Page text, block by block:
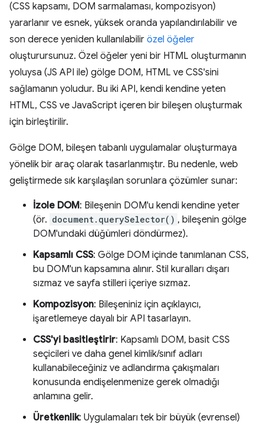
(CSS kapsamı, DOM sarmalaması, kompozisyon)
yararlanır ve esnek, yüksek oranda yapılandırılabilir ve
son derece yeniden kullanılabilir özel öğeler
oluşturursunuz. Özel öğeler yeni bir HTML oluşturmanın
yoluysa (JS API ile) gölge DOM, HTML ve CSS'sini
sağlamanın yoludur. Bu iki API, kendi kendine yeten
HTML, CSS ve JavaScript içeren bir bileşen oluşturmak
için birleştirilir.
Gölge DOM, bileşen tabanlı uygulamalar oluşturmaya
yönelik bir araç olarak tasarlanmıştır. Bu nedenle, web
geliştirmede sık karşılaşılan sorunlara çözümler sunar:
İzole DOM: Bileşenin DOM'u kendi kendine yeter
(ör. document.querySelector() , bileşenin gölge
DOM'undaki düğümleri döndürmez).
Kapsamlı CSS: Gölge DOM içinde tanımlanan CSS,
bu DOM'un kapsamına alınır. Stil kuralları dışarı
sızmaz ve sayfa stilleri içeriye sızmaz.
Kompozisyon: Bileşeniniz için açıklayıcı,
işaretlemeye dayalı bir API tasarlayın.
CSS'yi basitleştirir: Kapsamlı DOM, basit CSS
seçicileri ve daha genel kimlik/sınıf adları
kullanabileceğiniz ve adlandırma çakışmaları
konusunda endişelenmenize gerek olmadığı
anlamına gelir.
Üretkenlik: Uygulamaları tek bir büyük (evrensel)